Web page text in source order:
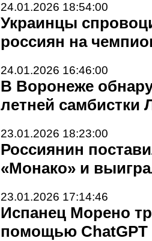
24.01.2026 18:54:00
Украинцы
россиян на
24.01.2026 16:46:00
В Воронеже
летней самбистки
23.01.2026 18:23:00
Россиянин
«Монако» и
23.01.2026 17:14:46
Испанец Морено
помощью ChatGPT